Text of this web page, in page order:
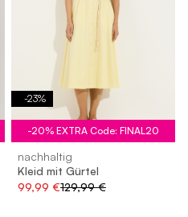
-23%
-20% EXTRA Code: FINAL20
nachhaltig
Kleid mit Gürtel
99,99 €129,99 €